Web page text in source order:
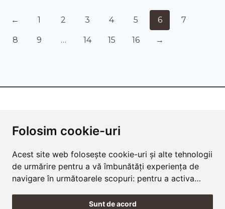
Folosim cookie-uri
Acest site web folosește cookie-uri și alte tehnologii
de urmărire pentru a vă îmbunătăți experiența de
navigare în următoarele scopuri: pentru a activa
oferi o experiență mai bună pe site
Sunt de acord
← 1 2 3 4 5 6 7
8 9 … 14 15 16 →
Terms and Conditions Cookies Policy Privacy Policy
Frequently Asked Questions